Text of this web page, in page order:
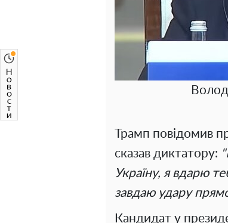
Трамп повідомив
сказав диктатору:
Україну, я вдарю
завдаю удару
Кандидат у